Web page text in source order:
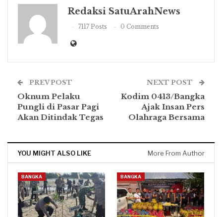
Redaksi SatuArahNews
7117 Posts 0 Comments
PREV POST
Oknum Pelaku
Pungli di Pasar Pagi
Akan Ditindak Tegas
NEXT POST
Kodim 0413/Bangka
Ajak Insan Pers
Olahraga Bersama
YOU MIGHT ALSO LIKE More From Author
BANGKA BANGKA